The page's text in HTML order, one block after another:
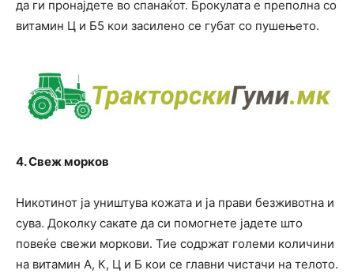
да ги пронајдете во спанаќот. Брокулата е преполна со
витамин Ц и Б5 кои засилено се губат со пушењето.
4. Свеж морков
Никотинот ја уништува кожата и ја прави безживотна и
сува. Доколку сакате да си помогнете јадете што
повеќе свежи моркови. Тие содржат големи количини
на витамин А, К, Ц и Б кои се главни чистачи на телото.